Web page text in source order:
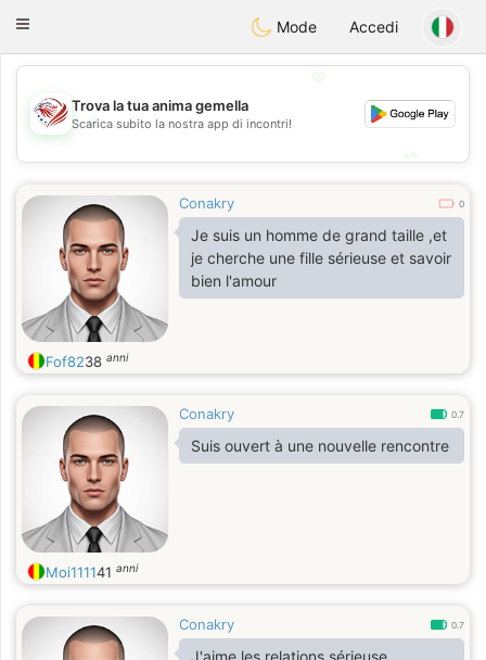
StatesDating
Toggle
Mode Accedi
💖
💕
Trova la tua anima gemella
Scarica subito la nostra app di incontri!
Conakry 0
Je suis un homme de grand taille ,et
je cherche une fille sérieuse et savoir
bien l'amour
Fof8238 anni
Conakry 0.7
Suis ouvert à une nouvelle rencontre
Moi111141 anni
Conakry 0.7
J'aime les relations sérieuse